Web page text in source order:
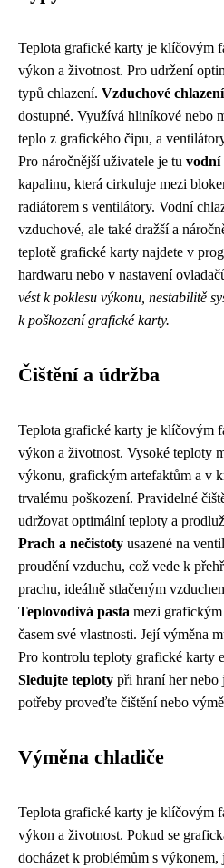
Teplota grafické karty je klíčovým
výkon a životnost. Pro udržení
typů chlazení. Vzduchové chlazení
dostupné. Využívá hliníkové nebo
teplo z grafického čipu, a
Pro náročnější uživatele je tu vodní
kapalinu, která cirkuluje mezi
radiátorem s ventilátory. Vodní
vzduchové, ale také dražší a
teplotě grafické karty najdete v
hardwaru nebo v nastavení
vést k poklesu výkonu, nestabilitě
k poškození grafické karty.
Čištění a údržba
Teplota grafické karty je klíčovým
výkon a životnost. Vysoké teploty
výkonu, grafickým artefaktům a v
trvalému poškození. Pravidelné
udržovat optimální teploty a
Prach a nečistoty usazené na
proudění vzduchu, což vede k
prachu, ideálně stlačeným
Teplovodivá pasta mezi
časem své vlastnosti. Její výměna
Pro kontrolu teploty grafické karty
Sledujte teploty při hraní her nebo
potřeby proveďte čištění nebo
Výměna chladiče
Teplota grafické karty je klíčovým
výkon a životnost. Pokud se
docházet k problémům s výkonem,